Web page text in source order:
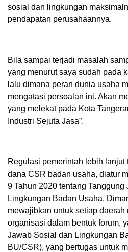
sosial dan lingkungan
pendapatan perusahaannya.
Bila sampai terjadi masalah
yang menurut saya sudah pada
lalu dimana peran dunia usaha
mengatasi persoalan ini. Akan
yang melekat pada Kota
Industri Sejuta Jasa”.
Regulasi pemerintah lebih lanjut
dana CSR badan usaha, diatur
9 Tahun 2020 tentang
Lingkungan Badan Usaha.
mewajibkan untuk setiap daerah
organisasi dalam bentuk forum,
Jawab Sosial dan Lingkungan
BU/CSR), yang bertugas untuk